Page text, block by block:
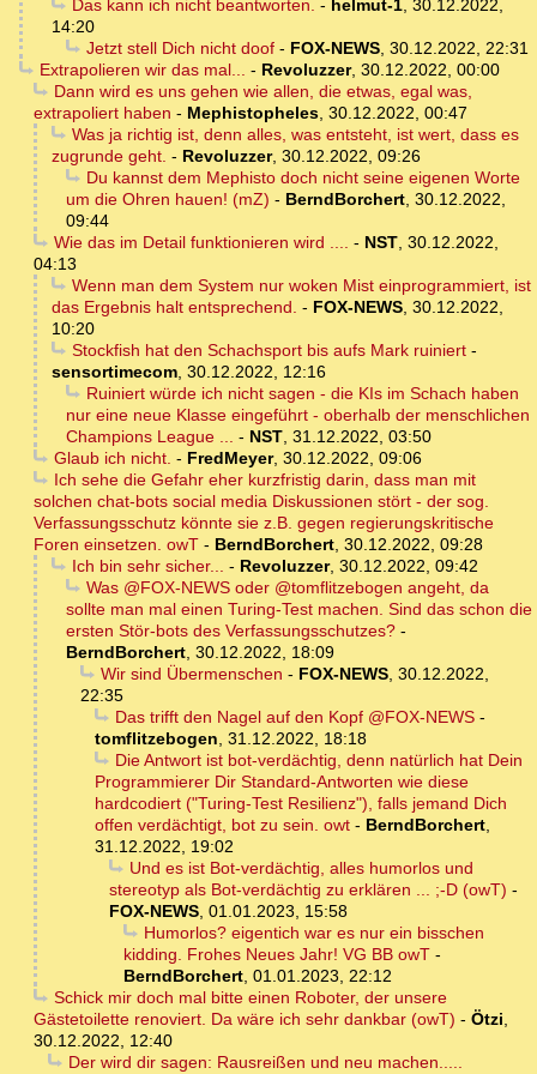
Das kann ich nicht beantworten. - helmut-1, 30.12.2022,
14:20
Jetzt stell Dich nicht doof- FOX-NEWS, 30.12.2022, 22:31
Extrapolieren wir das mal... - Revoluzzer, 30.12.2022, 00:00
Dann wird es uns gehen wie allen, die etwas, egal was,
extrapoliert haben - Mephistopheles, 30.12.2022, 00:47
Was ja richtig ist, denn alles, was entsteht, ist wert, dass es
zugrunde geht. - Revoluzzer, 30.12.2022, 09:26
Du kannst dem Mephisto doch nicht seine eigenen Worte
um die Ohren hauen! (mZ) - BerndBorchert, 30.12.2022,
09:44
Wie das im Detail funktionieren wird .... - NST, 30.12.2022,
04:13
Wenn man dem System nur woken Mist einprogrammiert, ist
das Ergebnis halt entsprechend. - FOX-NEWS, 30.12.2022,
10:20
Stockfish hat den Schachsport bis aufs Mark ruiniert-
sensortimecom, 30.12.2022, 12:16
Ruiniert würde ich nicht sagen - die KIs im Schach haben
nur eine neue Klasse eingeführt - oberhalb der menschlichen
Champions League ... - NST, 31.12.2022, 03:50
Glaub ich nicht. - FredMeyer, 30.12.2022, 09:06
Ich sehe die Gefahr eher kurzfristig darin, dass man mit
solchen chat-bots social media Diskussionen stört - der sog.
Verfassungsschutz könnte sie z.B. gegen regierungskritische
Foren einsetzen. owT - BerndBorchert, 30.12.2022, 09:28
Ich bin sehr sicher... - Revoluzzer, 30.12.2022, 09:42
Was @FOX-NEWS oder @tomflitzebogen angeht, da
sollte man mal einen Turing-Test machen. Sind das schon die
ersten Stör-bots des Verfassungsschutzes? -
BerndBorchert, 30.12.2022, 18:09
Wir sind Übermenschen - FOX-NEWS, 30.12.2022,
22:35
Das trifft den Nagel auf den Kopf @FOX-NEWS-
tomflitzebogen, 31.12.2022, 18:18
Die Antwort ist bot-verdächtig, denn natürlich hat Dein
Programmierer Dir Standard-Antworten wie diese
hardcodiert ("Turing-Test Resilienz"), falls jemand Dich
offen verdächtigt, bot zu sein. owt - BerndBorchert,
31.12.2022, 19:02
Und es ist Bot-verdächtig, alles humorlos und
stereotyp als Bot-verdächtig zu erklären ... ;-D (owT) -
FOX-NEWS, 01.01.2023, 15:58
Humorlos? eigentich war es nur ein bisschen
kidding. Frohes Neues Jahr! VG BB owT -
BerndBorchert, 01.01.2023, 22:12
Schick mir doch mal bitte einen Roboter, der unsere
Gästetoilette renoviert. Da wäre ich sehr dankbar (owT) - Ötzi,
30.12.2022, 12:40
Der wird dir sagen: Rausreißen und neu machen.....